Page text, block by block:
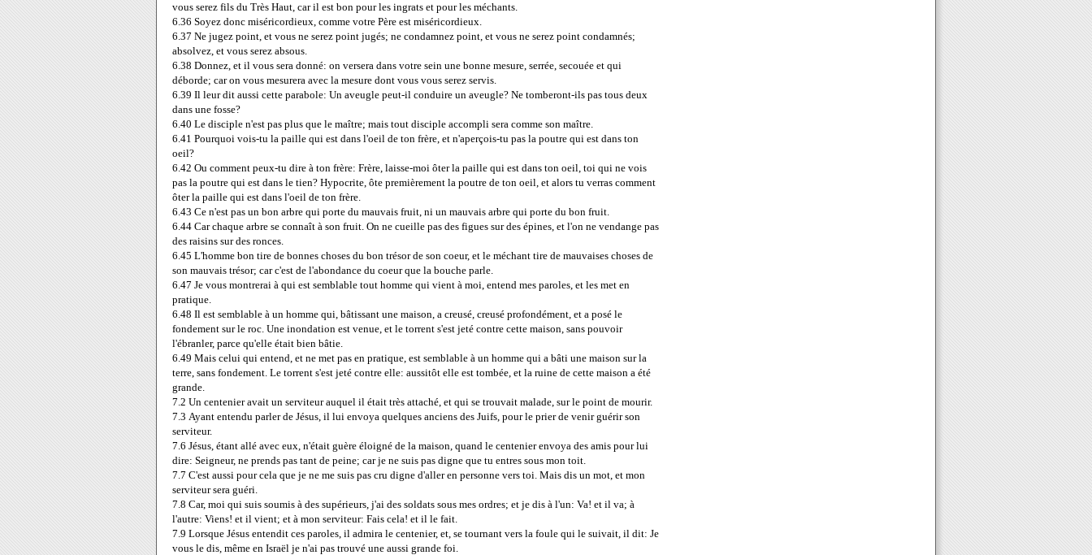
vous serez fils du Très Haut, car il est bon pour les ingrats et pour les méchants.
6.36 Soyez donc miséricordieux, comme votre Père est miséricordieux.
6.37 Ne jugez point, et vous ne serez point jugés; ne condamnez point, et vous ne serez point condamnés;
absolvez, et vous serez absous.
6.38 Donnez, et il vous sera donné: on versera dans votre sein une bonne mesure, serrée, secouée et qui
déborde; car on vous mesurera avec la mesure dont vous vous serez servis.
6.39 Il leur dit aussi cette parabole: Un aveugle peut-il conduire un aveugle? Ne tomberont-ils pas tous deux
dans une fosse?
6.40 Le disciple n'est pas plus que le maître; mais tout disciple accompli sera comme son maître.
6.41 Pourquoi vois-tu la paille qui est dans l'oeil de ton frère, et n'aperçois-tu pas la poutre qui est dans ton
oeil?
6.42 Ou comment peux-tu dire à ton frère: Frère, laisse-moi ôter la paille qui est dans ton oeil, toi qui ne vois
pas la poutre qui est dans le tien? Hypocrite, ôte premièrement la poutre de ton oeil, et alors tu verras comment
ôter la paille qui est dans l'oeil de ton frère.
6.43 Ce n'est pas un bon arbre qui porte du mauvais fruit, ni un mauvais arbre qui porte du bon fruit.
6.44 Car chaque arbre se connaît à son fruit. On ne cueille pas des figues sur des épines, et l'on ne vendange pas
des raisins sur des ronces.
6.45 L'homme bon tire de bonnes choses du bon trésor de son coeur, et le méchant tire de mauvaises choses de
son mauvais trésor; car c'est de l'abondance du coeur que la bouche parle.
6.47 Je vous montrerai à qui est semblable tout homme qui vient à moi, entend mes paroles, et les met en
pratique.
6.48 Il est semblable à un homme qui, bâtissant une maison, a creusé, creusé profondément, et a posé le
fondement sur le roc. Une inondation est venue, et le torrent s'est jeté contre cette maison, sans pouvoir
l'ébranler, parce qu'elle était bien bâtie.
6.49 Mais celui qui entend, et ne met pas en pratique, est semblable à un homme qui a bâti une maison sur la
terre, sans fondement. Le torrent s'est jeté contre elle: aussitôt elle est tombée, et la ruine de cette maison a été
grande.
7.2 Un centenier avait un serviteur auquel il était très attaché, et qui se trouvait malade, sur le point de mourir.
7.3 Ayant entendu parler de Jésus, il lui envoya quelques anciens des Juifs, pour le prier de venir guérir son
serviteur.
7.6 Jésus, étant allé avec eux, n'était guère éloigné de la maison, quand le centenier envoya des amis pour lui
dire: Seigneur, ne prends pas tant de peine; car je ne suis pas digne que tu entres sous mon toit.
7.7 C'est aussi pour cela que je ne me suis pas cru digne d'aller en personne vers toi. Mais dis un mot, et mon
serviteur sera guéri.
7.8 Car, moi qui suis soumis à des supérieurs, j'ai des soldats sous mes ordres; et je dis à l'un: Va! et il va; à
l'autre: Viens! et il vient; et à mon serviteur: Fais cela! et il le fait.
7.9 Lorsque Jésus entendit ces paroles, il admira le centenier, et, se tournant vers la foule qui le suivait, il dit: Je
vous le dis, même en Israël je n'ai pas trouvé une aussi grande foi.